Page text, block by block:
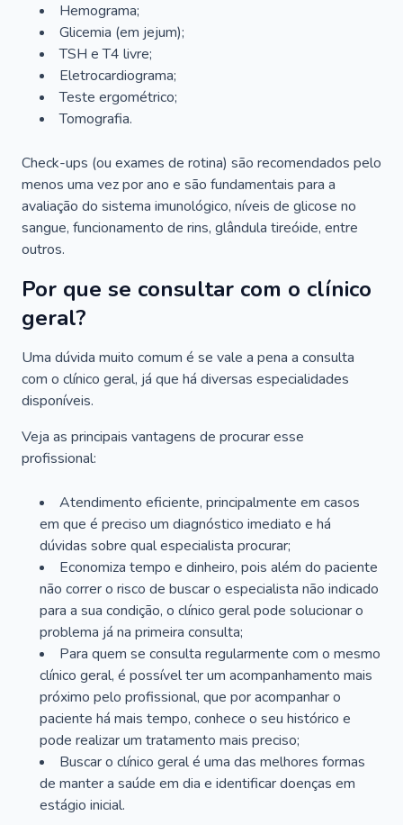
Hemograma;
Glicemia (em jejum);
TSH e T4 livre;
Eletrocardiograma;
Teste ergométrico;
Tomografia.
Check-ups (ou exames de rotina) são recomendados pelo
menos uma vez por ano e são fundamentais para a
avaliação do sistema imunológico, níveis de glicose no
sangue, funcionamento de rins, glândula tireóide, entre
outros.
Por que se consultar com o clínico
geral?
Uma dúvida muito comum é se vale a pena a consulta
com o clínico geral, já que há diversas especialidades
disponíveis.
Veja as principais vantagens de procurar esse
profissional:
Atendimento eficiente, principalmente em casos
em que é preciso um diagnóstico imediato e há
dúvidas sobre qual especialista procurar;
Economiza tempo e dinheiro, pois além do paciente
não correr o risco de buscar o especialista não indicado
para a sua condição, o clínico geral pode solucionar o
problema já na primeira consulta;
Para quem se consulta regularmente com o mesmo
clínico geral, é possível ter um acompanhamento mais
próximo pelo profissional, que por acompanhar o
paciente há mais tempo, conhece o seu histórico e
pode realizar um tratamento mais preciso;
Buscar o clínico geral é uma das melhores formas
de manter a saúde em dia e identificar doenças em
estágio inicial.